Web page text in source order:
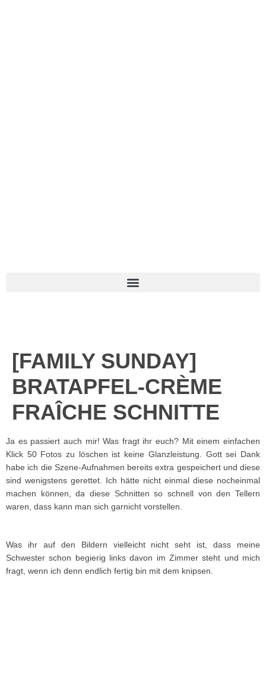
[FAMILY SUNDAY]
BRATAPFEL-CRÈME
FRAÎCHE SCHNITTE
Ja es passiert auch mir! Was fragt ihr euch? Mit einem einfachen
Klick 50 Fotos zu löschen ist keine Glanzleistung. Gott sei Dank
habe ich die Szene-Aufnahmen bereits extra gespeichert und diese
sind wenigstens gerettet. Ich hätte nicht einmal diese nocheinmal
machen können, da diese Schnitten so schnell von den Tellern
waren, dass kann man sich garnicht vorstellen.
Was ihr auf den Bildern vielleicht nicht seht ist, dass meine
Schwester schon begierig links davon im Zimmer steht und mich
fragt, wenn ich denn endlich fertig bin mit dem knipsen.